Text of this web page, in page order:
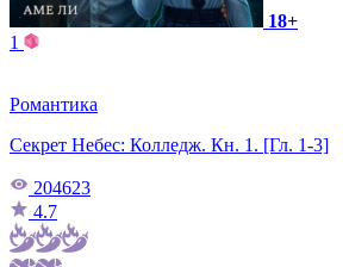
18+
1
Романтика
Секрет Небес: Колледж. Кн. 1. [Гл. 1-3]
204623
4.7